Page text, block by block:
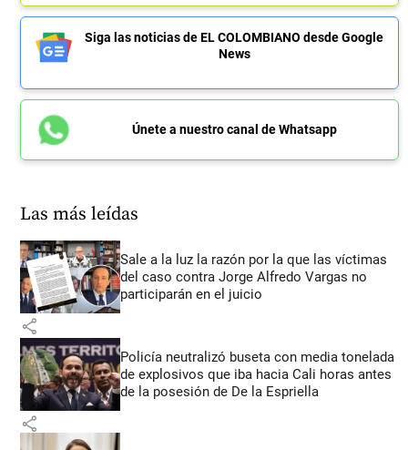
Siga las noticias de EL COLOMBIANO desde Google
News
Únete a nuestro canal de Whatsapp
Las más leídas
Sale a la luz la razón por la que las víctimas
del caso contra Jorge Alfredo Vargas no
participarán en el juicio
share
Policía neutralizó buseta con media tonelada
de explosivos que iba hacia Cali horas antes
de la posesión de De la Espriella
share